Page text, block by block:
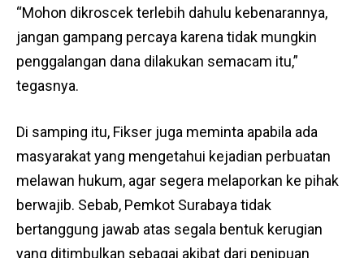
“Mohon dikroscek terlebih dahulu kebenarannya,
jangan gampang percaya karena tidak mungkin
penggalangan dana dilakukan semacam itu,”
tegasnya.
Di samping itu, Fikser juga meminta apabila ada
masyarakat yang mengetahui kejadian perbuatan
melawan hukum, agar segera melaporkan ke pihak
berwajib. Sebab, Pemkot Surabaya tidak
bertanggung jawab atas segala bentuk kerugian
yang ditimbulkan sebagai akibat dari penipuan